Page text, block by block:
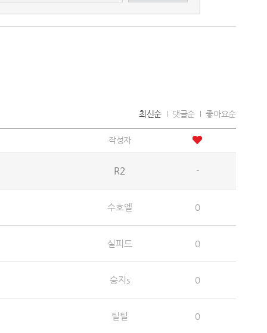
최신순 댓글순 좋아요순
작성자
R2 -
수호엘 0
실피드 0
승지s 0
틸틸 0